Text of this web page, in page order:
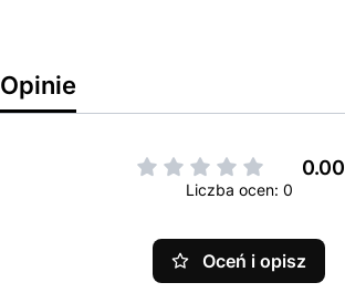
Opinie
0.00
Liczba ocen: 0
Oceń i opisz